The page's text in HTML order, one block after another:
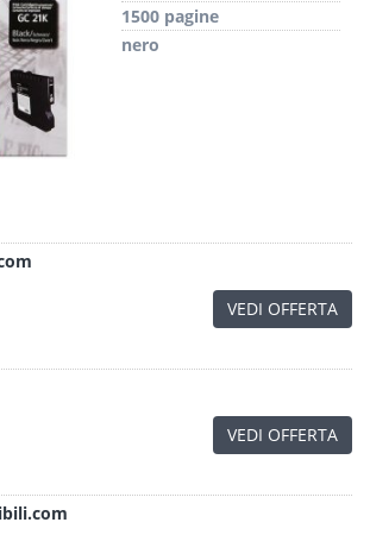
1500 pagine
nero
VEDI OFFERTA
VEDI OFFERTA